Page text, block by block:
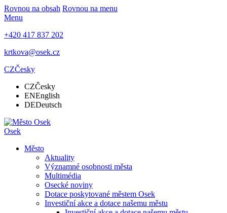
Rovnou na obsah Rovnou na menu
Menu
+420 417 837 202
krtkova@osek.cz
CZČesky
CZČesky
ENEnglish
DEDeutsch
Osek
Město
Aktuality
Významné osobnosti města
Multimédia
Osecké noviny
Dotace poskytované městem Osek
Investiční akce a dotace našemu městu